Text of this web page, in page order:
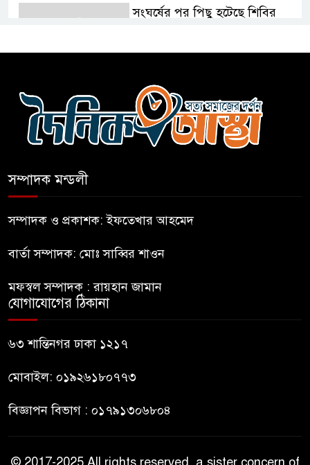
সংঘর্ষের পর পিছু হটেছে শিবির
আছে ছাত্রদল
হযরত শাহজালাল বিমানবন্দরে
কিশোর
ভারত থেকে আসছে ২ দশমিক ৩
সম্পাদক মন্ডলী
সম্পাদক ও প্রকাশক: ইফতেখার আহমেদ
বার্তা সম্পাদক: মোঃ সাব্বির শাওন
মফস্বল সম্পাদক : রায়হান জামান
যোগাযোগের ঠিকানা
৬৩ শান্তিনগর ঢাকা ১২১৭
মোবাইল: ০১৯২৬১৮০৭৭৩
বিজ্ঞাপন বিভাগ : ০১৭৯১৩০৬৮০৪